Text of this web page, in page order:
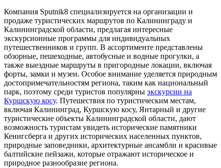
Компания Sputnik8 специализируется на организации и
продаже туристических маршрутов по Калининграду и
Калининградской области, предлагая интересные
экскурсионные программы для индивидуальных
путешественников и групп. В ассортименте представлены
обзорные, пешеходные, автобусные и водные прогулки, а
также выездные маршруты в пригородные локации, включая
форты, замки и музеи. Особое внимание уделяется природным
достопримечательностям региона, таким как национальный
парк, поэтому среди туристов популярны экскурсии на
Куршскую косу. Путешествия по туристическим местам,
включая Калининград, Куршскую косу, Янтарный и другие
туристические объекты Калининградской области, дают
возможность туристам увидеть исторические памятники
Кенигсберга и других исторических населенных пунктов,
природные заповедники, архитектурные ансамбли и красивые
балтийские пейзажи, которые отражают историческое и
природное разнообразие региона.